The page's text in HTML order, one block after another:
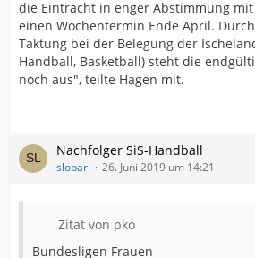
die Eintracht in enger Abstimmung
einen Wochentermin Ende April.
Taktung bei der Belegung der
Handball, Basketball) steht die
noch aus", teilte Hagen mit.
Nachfolger SiS-Handball
slopari 26. Juni 2019 um 14:21
Zitat von pko
Bundesligen Frauen